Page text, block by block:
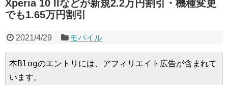
Xperia 10 IIなどが新規2.2万円割引・機種変更
でも1.65万円割引
2021/4/29 モバイル
本Blogのエントリには、アフィリエイト広告が含まれて
います。